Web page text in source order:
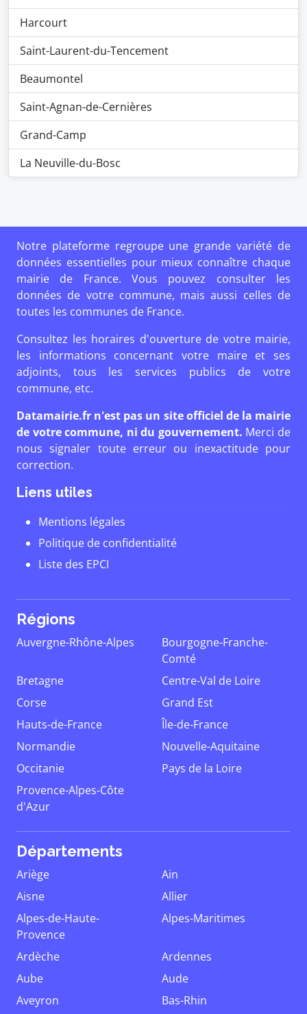
Harcourt
Saint-Laurent-du-Tencement
Beaumontel
Saint-Agnan-de-Cernières
Grand-Camp
La Neuville-du-Bosc
Notre plateforme regroupe une grande variété de
données essentielles pour mieux connaître chaque
mairie de France. Vous pouvez consulter les
données de votre commune, mais aussi celles de
toutes les communes de France.
Consultez les horaires d'ouverture de votre mairie,
les informations concernant votre maire et ses
adjoints, tous les services publics de votre
commune, etc.
Datamairie.fr n'est pas un site officiel de la mairie
de votre commune, ni du gouvernement. Merci de
nous signaler toute erreur ou inexactitude pour
correction.
Liens utiles
Mentions légales
Politique de confidentialité
Liste des EPCI
Régions
Auvergne-Rhône-Alpes
Bourgogne-Franche-
Comté
Bretagne
Centre-Val de Loire
Corse
Grand Est
Hauts-de-France
Île-de-France
Normandie
Nouvelle-Aquitaine
Occitanie
Pays de la Loire
Provence-Alpes-Côte
d'Azur
Départements
Ariège
Ain
Aisne
Allier
Alpes-de-Haute-
Provence
Alpes-Maritimes
Ardèche
Ardennes
Aube
Aude
Aveyron
Bas-Rhin